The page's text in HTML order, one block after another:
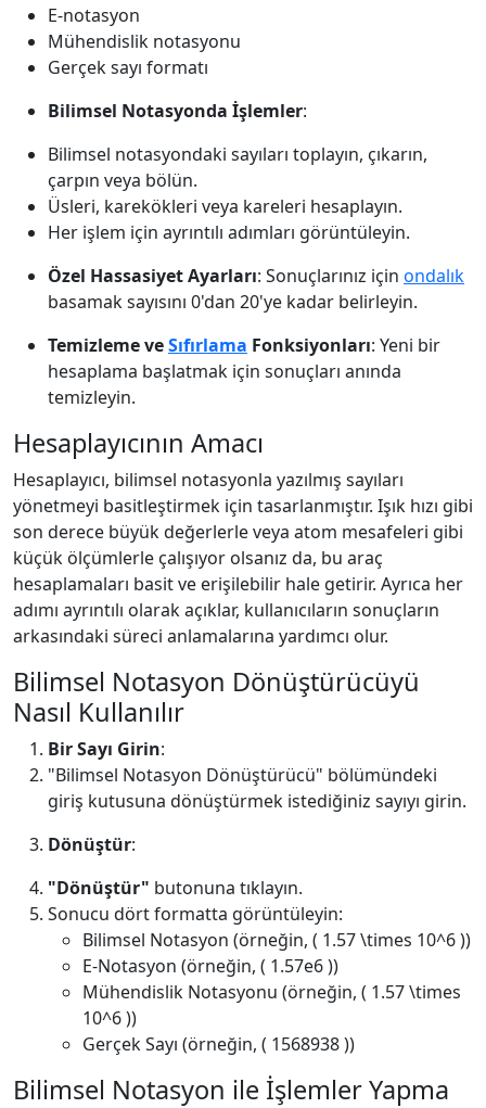
E-notasyon
Mühendislik notasyonu
Gerçek sayı formatı
Bilimsel Notasyonda İşlemler:
Bilimsel notasyondaki sayıları toplayın, çıkarın,
çarpın veya bölün.
Üsleri, karekökleri veya kareleri hesaplayın.
Her işlem için ayrıntılı adımları görüntüleyin.
Özel Hassasiyet Ayarları: Sonuçlarınız için ondalık
basamak sayısını 0'dan 20'ye kadar belirleyin.
Temizleme veSıfırlama Fonksiyonları: Yeni bir
hesaplama başlatmak için sonuçları anında
temizleyin.
Hesaplayıcının Amacı
Hesaplayıcı, bilimsel notasyonla yazılmış sayıları
yönetmeyi basitleştirmek için tasarlanmıştır. Işık hızı gibi
son derece büyük değerlerle veya atom mesafeleri gibi
küçük ölçümlerle çalışıyor olsanız da, bu araç
hesaplamaları basit ve erişilebilir hale getirir. Ayrıca her
adımı ayrıntılı olarak açıklar, kullanıcıların sonuçların
arkasındaki süreci anlamalarına yardımcı olur.
Bilimsel Notasyon Dönüştürücüyü
Nasıl Kullanılır
Bir Sayı Girin:
"Bilimsel Notasyon Dönüştürücü" bölümündeki
giriş kutusuna dönüştürmek istediğiniz sayıyı girin.
Dönüştür:
"Dönüştür" butonuna tıklayın.
Sonucu dört formatta görüntüleyin:
Bilimsel Notasyon (örneğin, ( 1.57 \times 10^6 ))
E-Notasyon (örneğin, ( 1.57e6 ))
Mühendislik Notasyonu (örneğin, ( 1.57 \times
10^6 ))
Gerçek Sayı (örneğin, ( 1568938 ))
Bilimsel Notasyon ile İşlemler Yapma